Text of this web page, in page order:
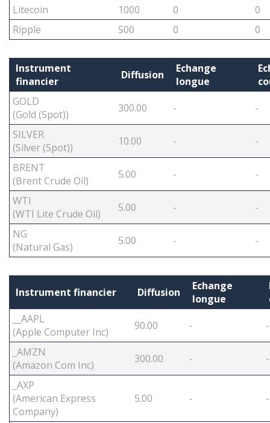
Litecoin
1000 0
0
Ripple
500 0 0
Instrument
financier
Diffusion
Echange
longue
GOLD
(Gold (Spot))
300.00 -
-
SILVER
(Silver (Spot))
10.00 -
-
BRENT
(Brent Crude Oil)
5.00 -
-
WTI
(WTI Lite Crude Oil)
5.00 -
-
NG
(Natural Gas)
5.00 - -
Instrument financier Diffusion
Echange
longue
__AAPL
(Apple Computer Inc)
90.00 -
-
_AMZN
(Amazon Com Inc)
300.00 -
-
_AXP
(American Express
Company)
5.00 - -